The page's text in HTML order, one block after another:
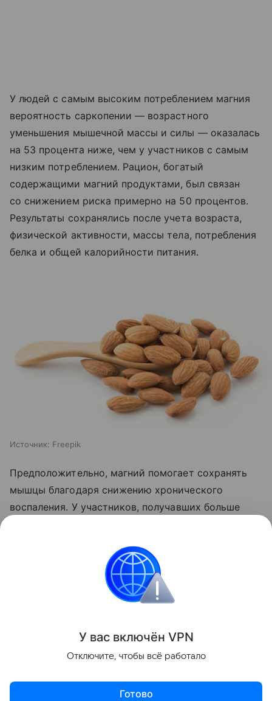
У людей с самым высоким потреблением магния
вероятность саркопении — возрастного
уменьшения мышечной массы и силы — оказалась
на 53 процента ниже, чем у участников с самым
низким потреблением. Рацион, богатый
содержащими магний продуктами, был связан
со снижением риска примерно на 50 процентов.
Результаты сохранялись после учета возраста,
физической активности, массы тела, потребления
белка и общей калорийности питания.
Источник: Freepik
Предположительно, магний помогает сохранять
мышцы благодаря снижению хронического
воспаления. У участников, получавших больше
воспалительных процессов.
Поделиться
У вас включён VPN
Отключите, чтобы всё работало
Готово